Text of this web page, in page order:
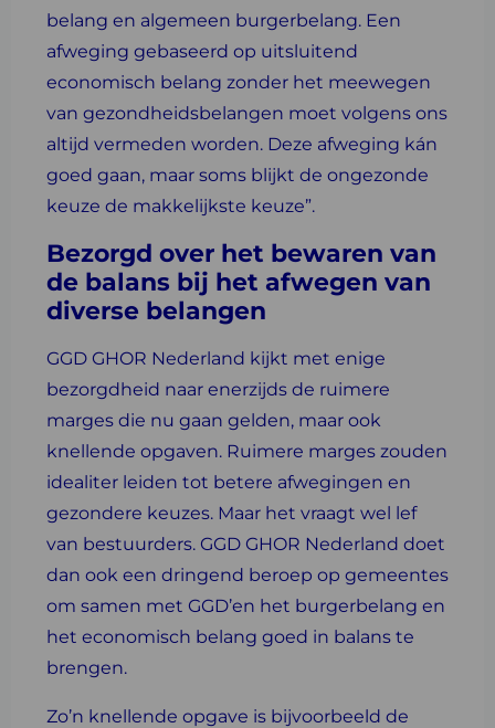
belang en algemeen burgerbelang. Een
afweging gebaseerd op uitsluitend
economisch belang zonder het meewegen
van gezondheidsbelangen moet volgens ons
altijd vermeden worden. Deze afweging kán
goed gaan, maar soms blijkt de ongezonde
keuze de makkelijkste keuze”.
Bezorgd over het bewaren van
de balans bij het afwegen van
diverse belangen
GGD GHOR Nederland kijkt met enige
bezorgdheid naar enerzijds de ruimere
marges die nu gaan gelden, maar ook
knellende opgaven. Ruimere marges zouden
idealiter leiden tot betere afwegingen en
gezondere keuzes. Maar het vraagt wel lef
van bestuurders. GGD GHOR Nederland doet
dan ook een dringend beroep op gemeentes
om samen met GGD’en het burgerbelang en
het economisch belang goed in balans te
brengen.
Zo’n knellende opgave is bijvoorbeeld de